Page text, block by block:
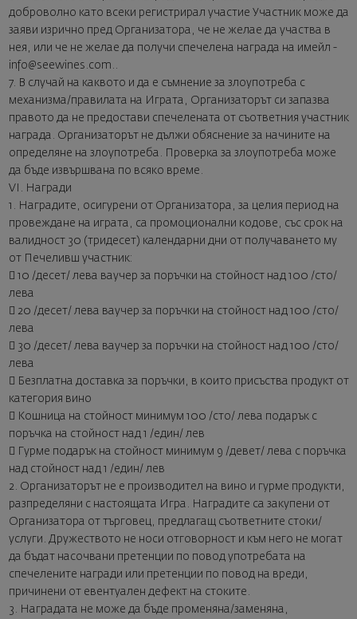
доброволно като всеки регистрирал участие Участник може да
заяви изрично пред Организатора, че не желае да участва в
нея, или че не желае да получи спечелена награда на имейл -
info@seewines.com..
7. В случай на каквото и да е съмнение за злоупотреба с
механизма/правилата на Играта, Организаторът си запазва
правото да не предостави спечелената от съответния участник
награда. Организаторът не дължи обяснение за начините на
определяне на злоупотреба. Проверка за злоупотреба може
да бъде извършвана по всяко време.
VI. Награди
1. Наградите, осигурени от Организатора, за целия период на
провеждане на играта, са промоционални кодове, със срок на
валидност 30 (тридесет) календарни дни от получаването му
от Печеливш участник:
 10 /десет/ лева ваучер за поръчки на стойност над 100 /сто/
лева
 20 /десет/ лева ваучер за поръчки на стойност над 100 /сто/
лева
 30 /десет/ лева ваучер за поръчки на стойност над 100 /сто/
лева
 Безплатна доставка за поръчки, в които присъства продукт от
категория вино
 Кошница на стойност минимум 100 /сто/ лева подарък с
поръчка на стойност над 1 /един/ лев
 Гурме подарък на стойност минимум 9 /девет/ лева с поръчка
над стойност над 1 /един/ лев
2. Организаторът не е производител на вино и гурме продукти,
разпределяни с настоящата Игра. Наградите са закупени от
Организатора от търговец, предлагащ съответните стоки/
услуги. Дружеството не носи отговорност и към него не могат
да бъдат насочвани претенции по повод употребата на
спечелените награди или претенции по повод на вреди,
причинени от евентуален дефект на стоките.
3. Наградата не може да бъде променяна/заменяна,